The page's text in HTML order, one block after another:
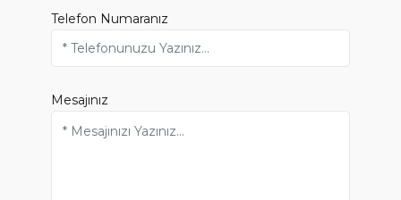
Telefon Numaranız
Mesajınız